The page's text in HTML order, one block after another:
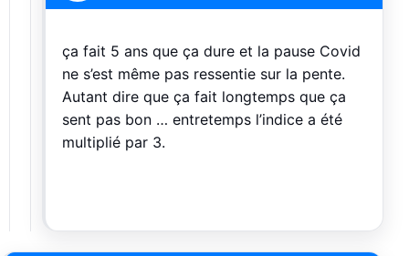
ça fait 5 ans que ça dure et la pause Covid
ne s’est même pas ressentie sur la pente.
Autant dire que ça fait longtemps que ça
sent pas bon … entretemps l’indice a été
multiplié par 3.